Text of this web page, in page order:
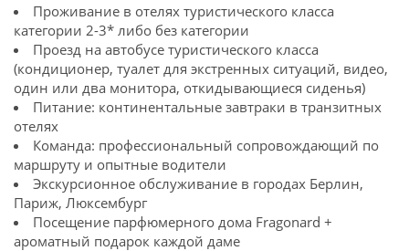
Проживание в отелях туристического класса
категории 2-3* либо без категории
Проезд на автобусе туристического класса
(кондиционер, туалет для экстренных ситуаций, видео,
один или два монитора, откидывающиеся сиденья)
Питание: континентальные завтраки в транзитных
отелях
Команда: профессиональный сопровождающий по
маршруту и опытные водители
Экскурсионное обслуживание в городах Берлин,
Париж, Люксембург
Посещение парфюмерного дома Fragonard +
ароматный подарок каждой даме